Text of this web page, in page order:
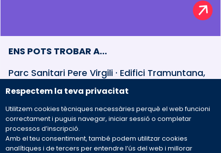
Respectem la teva privacitat
Utilitzem cookies tècniques necessàries perquè el web funcioni
correctament i puguis navegar, iniciar sessió o completar
processos d’inscripció.
Amb el teu consentiment, també podem utilitzar cookies
analítiques i de tercers per entendre l’ús del web i millorar
ENS POTS TROBAR A...
Parc Sanitari Pere Virgili · Edifici Tramuntana,
baixos Esteve Terradas, 30 · 08023 Barcelona
932 594 381
Preguntes freqüents